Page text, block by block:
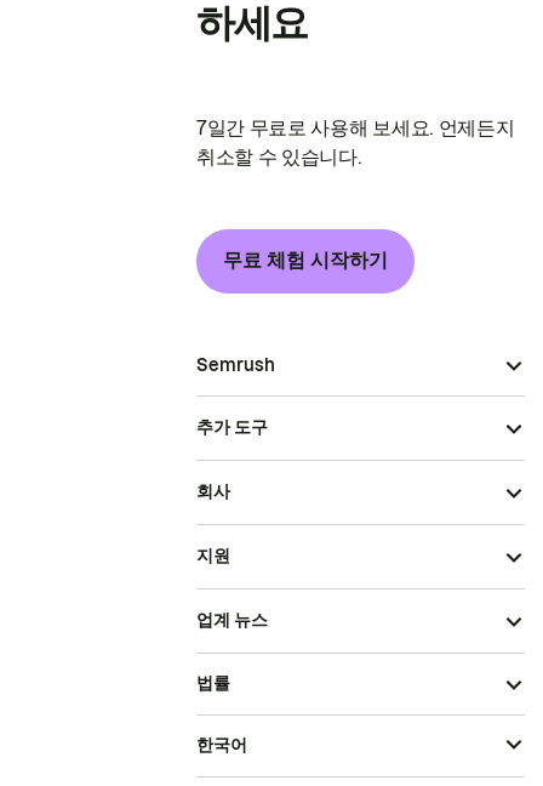
하세요
7일간 무료로 사용해 보세요. 언제든지
취소할 수 있습니다.
무료 체험 시작하기
Semrush
추가 도구
회사
지원
업계 뉴스
법률
한국어